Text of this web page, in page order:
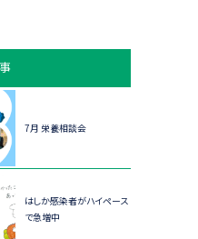
7月 栄養相談会
はしか感染者がハイペース
で急増中